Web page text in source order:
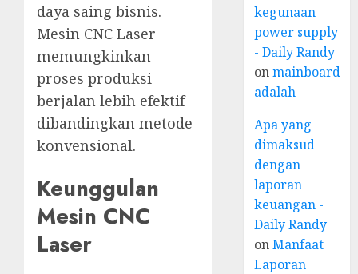
daya saing bisnis.
Mesin CNC Laser
memungkinkan
proses produksi
berjalan lebih efektif
dibandingkan metode
konvensional.
Keunggulan
Mesin CNC
Laser
kegunaan
power supply
- Daily Randy
onmainboard
adalah
Apa yang
dimaksud
dengan
laporan
keuangan -
Daily Randy
onManfaat
Laporan